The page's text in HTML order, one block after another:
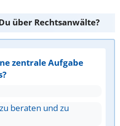
über Rechtsanwälte?
zentrale Aufgabe
beraten und zu